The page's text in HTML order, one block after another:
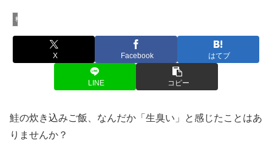
料理と食文化
X Facebook はてブ
LINE コピー
鮭の炊き込みご飯、なんだか「生臭い」と感じたことはあ
りませんか？